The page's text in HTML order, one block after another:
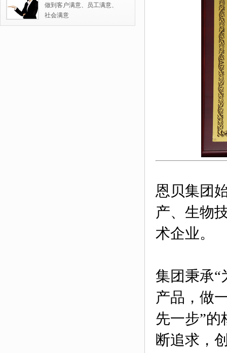
做到客户满意、员工满意、
社会满意
恩贝集团
产、生物
术企业。
集团秉承“
产品，做
先一步”的
断追求，